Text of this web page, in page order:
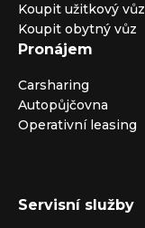
Koupit užitkový vůz
Koupit obytný vůz
Pronájem
Carsharing
Autopůjčovna
Operativní leasing
Servisní služby